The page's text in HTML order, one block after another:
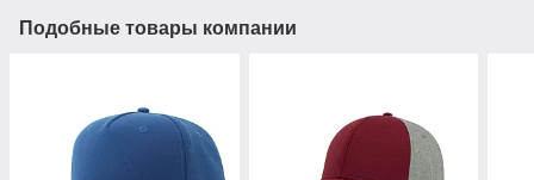
Подобные товары компании